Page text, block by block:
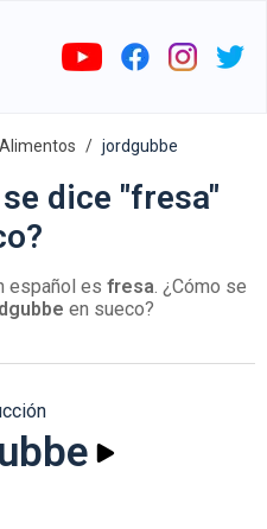
Alimentos jordgubbe
dice "fresa"
español es fresa. ¿Cómo se
en sueco?